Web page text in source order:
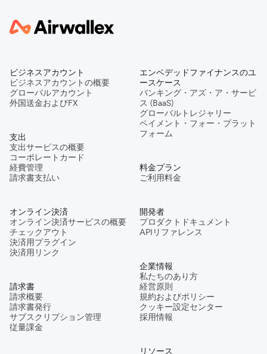
ビジネスアカウント
ビジネスアカウントの概要
グローバルアカウント
外国送金およびFX
支出
支出サービスの概要
コーポレートカード
経費管理
請求書支払い
オンライン決済
オンライン決済サービスの概要
チェックアウト
決済用プラグイン
決済用リンク
請求書
請求概要
請求書発行
サブスクリプション管理
従量課金
エンベデッドファイナンスのユ
ースケース
バンキング・アズ・ア・サービ
ス (BaaS)
グローバルトレジャリー
ペイメント・フォー・プラット
フォーム
料金プラン
ご利用料金
開発者
プロダクトドキュメント
APIリファレンス
企業情報
私たちのあり方
経営原則
規約およびポリシー
クッキー設定センター
採用情報
リソース